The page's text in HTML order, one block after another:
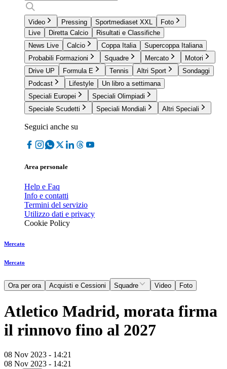
Video Pressing Sportmediaset XXL
Foto
Live
Diretta Calcio
Risultati e Classifiche
News Live
Calcio Coppa Italia
Supercoppa Italiana
Probabili Formazioni
Squadre Mercato
Motori
Drive UP
Formula E Tennis Altri Sport
Sondaggi
Podcast
Lifestyle
Un libro a settimana
Speciali Europei
Speciali Olimpiadi
Speciale Scudetti
Speciali Mondiali Altri Speciali
Seguici anche su
Area personale
Help e Faq
Info e contatti
Termini del servizio
Utilizzo dati e privacy
Cookie Policy
Mercato
Mercato
Ora per ora Acquisti e Cessioni Squadre Video Foto
Atletico Madrid, morata firma
il rinnovo fino al 2027
08 Nov 2023 - 14:21
08 Nov 2023 - 14:21